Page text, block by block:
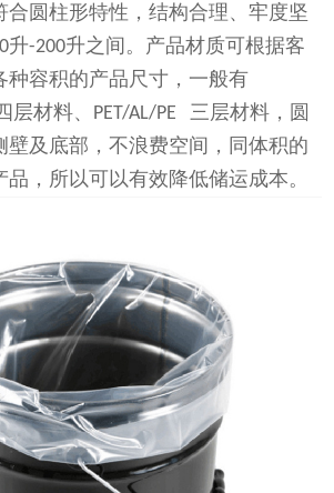
合圆柱形特性，结构合理、牢度坚
升-200升之间。产品材质可根据客
种容积的产品尺寸，一般有
层材料、 PET/AL/PE三层材料，圆
壁及底部，不浪费空间，同体积的
，所以可以有效降低储运成本。